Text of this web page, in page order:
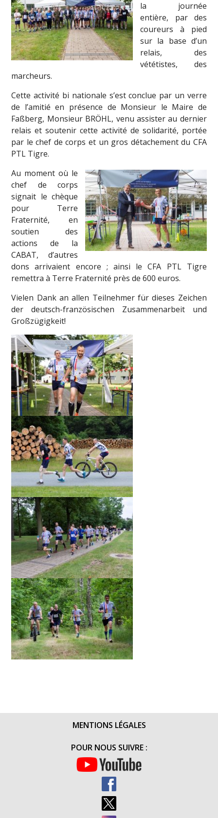
la journée
entière, par des
coureurs à pied
sur la base d’un
relais, des
vététistes, des
marcheurs.
Cette activité bi nationale s’est conclue par un verre
de l’amitié en présence de Monsieur le Maire de
Faßberg, Monsieur BRÖHL, venu assister au dernier
relais et soutenir cette activité de solidarité, portée
par le chef de corps et un gros détachement du CFA
PTL Tigre.
Au moment où le
chef de corps
signait le chèque
pour Terre
Fraternité, en
soutien des
actions de la
CABAT, d’autres
dons arrivaient encore ; ainsi le CFA PTL Tigre
remettra à Terre Fraternité près de 600 euros.
Vielen Dank an allen Teilnehmer für dieses Zeichen
der deutsch-französischen Zusammenarbeit und
Großzügigkeit!
MENTIONS LÉGALES
POUR NOUS SUIVRE :